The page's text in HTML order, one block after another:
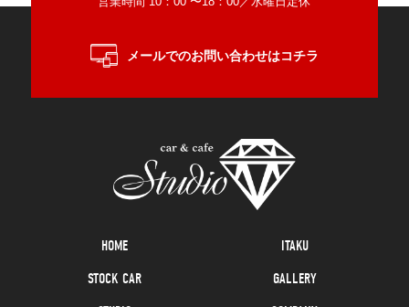
メールでのお問い合わせはコチラ
HOME
ITAKU
STOCK CAR
GALLERY